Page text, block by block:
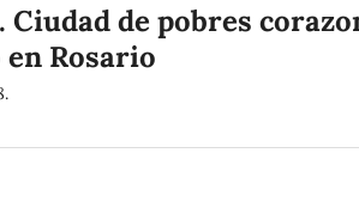
Ciudad de pobres
Rosario